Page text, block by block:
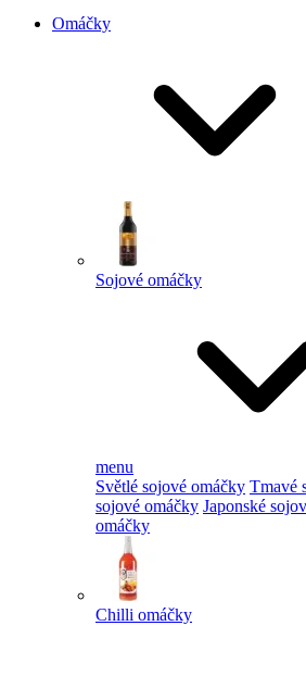
Omáčky
Sojové omáčky
menu
Světlé sojové omáčky Tmavé
sojové omáčky Japonské
omáčky
Chilli omáčky